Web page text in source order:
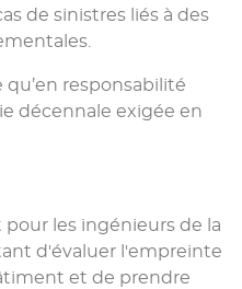
de sinistres liés à des
qu’en responsabilité
décennale exigée en
pour les ingénieurs de la
d'évaluer l'empreinte
et de prendre